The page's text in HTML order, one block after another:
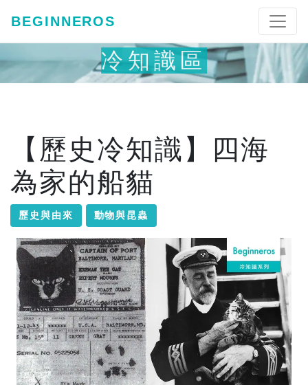
BEGINNEROS
冷知識區
【歷史冷知識】四海
為家的船貓
歷史與由來 動物與昆蟲